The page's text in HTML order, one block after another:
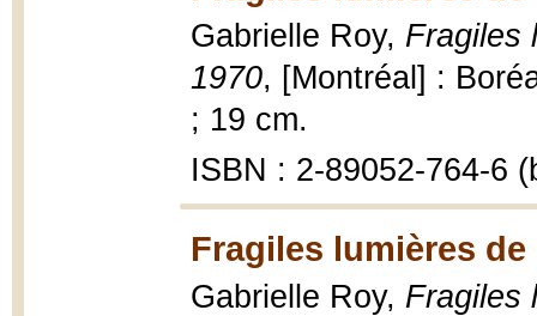
Gabrielle Roy, Fragiles
1970, [Montréal] :
; 19 cm.
ISBN : 2-89052-764-6
Fragiles lumières de
Gabrielle Roy, Fragiles